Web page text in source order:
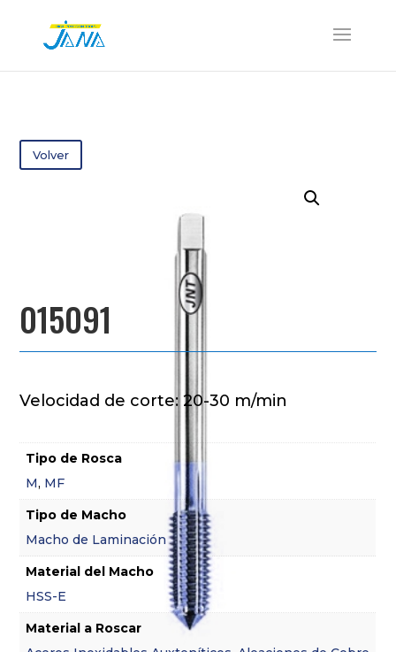
Volver
015091
Velocidad de corte: 20-30 m/min
Tipo de Rosca
M, MF
Tipo de Macho
Macho de Laminación
Material del Macho
HSS-E
Material a Roscar